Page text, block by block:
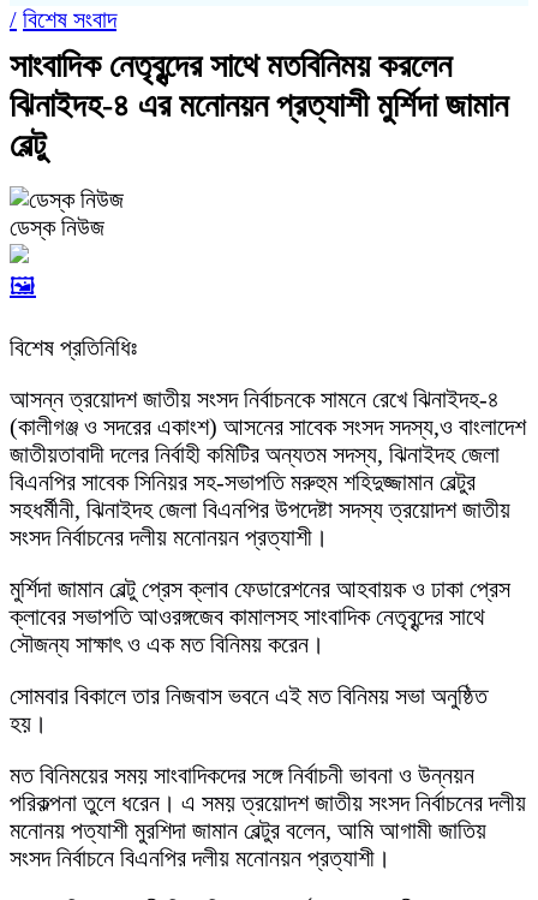
/ বিশেষ সংবাদ
সাংবাদিক নেতৃবৃন্দের সাথে মতবিনিময় করলেন
ঝিনাইদহ-৪ এর মনোনয়ন প্রত্যাশী মুর্শিদা জামান
বেল্টু
ডেস্ক নিউজ
🖼️
বিশেষ প্রতিনিধিঃ
আসন্ন ত্রয়োদশ জাতীয় সংসদ নির্বাচনকে সামনে রেখে ঝিনাইদহ-৪
(কালীগঞ্জ ও সদরের একাংশ) আসনের সাবেক সংসদ সদস্য,ও বাংলাদেশ
জাতীয়তাবাদী দলের নির্বাহী কমিটির অন্যতম সদস্য, ঝিনাইদহ জেলা
বিএনপির সাবেক সিনিয়র সহ-সভাপতি মরুহুম শহিদুজ্জামান বেল্টুর
সহধর্মীনী, ঝিনাইদহ জেলা বিএনপির উপদেষ্টা সদস্য ত্রয়োদশ জাতীয়
সংসদ নির্বাচনের দলীয় মনোনয়ন প্রত্যাশী।
মুর্শিদা জামান বেল্টু প্রেস ক্লাব ফেডারেশনের আহবায়ক ও ঢাকা প্রেস
ক্লাবের সভাপতি আওরঙ্গজেব কামালসহ সাংবাদিক নেতৃবৃন্দের সাথে
সৌজন্য সাক্ষাৎ ও এক মত বিনিময় করেন।
সোমবার বিকালে তার নিজবাস ভবনে এই মত বিনিময় সভা অনুষ্ঠিত
হয়।
মত বিনিময়ের সময় সাংবাদিকদের সঙ্গে নির্বাচনী ভাবনা ও উন্নয়ন
পরিকল্পনা তুলে ধরেন। এ সময় ত্রয়োদশ জাতীয় সংসদ নির্বাচনের দলীয়
মনোনয় পত্যাশী মুরশিদা জামান বেল্টুর বলেন, আমি আগামী জাতিয়
সংসদ নির্বাচনে বিএনপির দলীয় মনোনয়ন প্রত্যাশী।